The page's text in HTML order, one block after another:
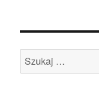
Szukaj: